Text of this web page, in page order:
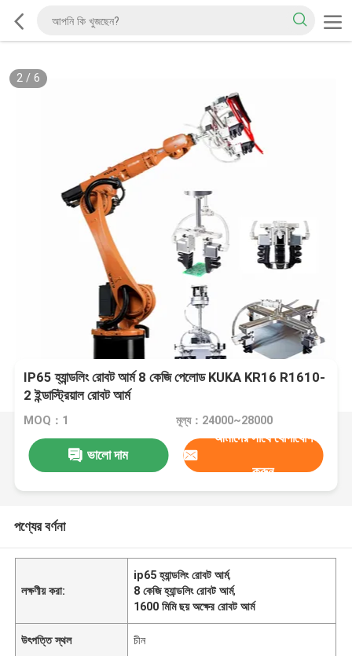
2/ 6
IP65 হ্যান্ডলিং রোবট আর্ম 8 কেজি পেলোড KUKA KR16 R1610-
2 ইন্ডাস্ট্রিয়াল রোবট আর্ম
MOQ：1 মূল্য：24000~28000
ভালো দাম
আমাদের সাথে যোগাযোগ
করুন
পণ্যের বর্ণনা
লক্ষণীয় করা:
ip65 হ্যান্ডলিং রোবট আর্ম,
8 কেজি হ্যান্ডলিং রোবট আর্ম,
1600 মিমি ছয় অক্ষের রোবট আর্ম
উৎপত্তি স্থল চীন